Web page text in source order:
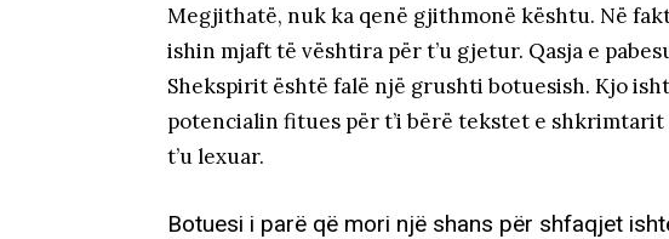
Megjithatë, nuk ka qenë gjithmonë kështu. Në
ishin mjaft të vështira për t’u gjetur. Qasja e
Shekspirit është falë një grushti botuesish. Kjo
potencialin fitues për t’i bërë tekstet e
t’u lexuar.
Botuesi i parë që mori një shans për shfaqjet